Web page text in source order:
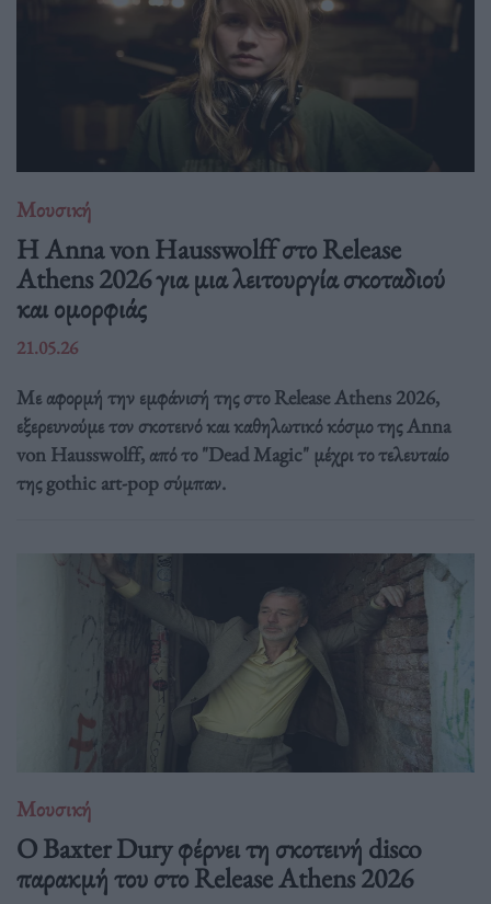
Μουσική
Η Anna von Hausswolff στο Release
Athens 2026 για μια λειτουργία σκοταδιού
και ομορφιάς
21.05.26
Με αφορμή την εμφάνισή της στο Release Athens 2026,
εξερευνούμε τον σκοτεινό και καθηλωτικό κόσμο της Anna
von Hausswolff, από το "Dead Magic" μέχρι το τελευταίο
της gothic art-pop σύμπαν.
Μουσική
Ο Baxter Dury φέρνει τη σκοτεινή disco
παρακμή του στο Release Athens 2026